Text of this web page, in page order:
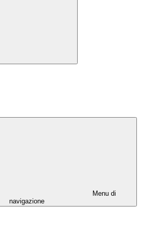
Menu di
navigazione